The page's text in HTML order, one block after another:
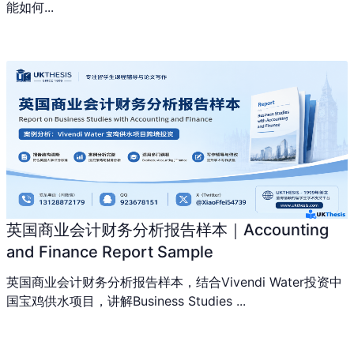
能如何...
英国商业会计财务分析报告样本｜Accounting
and Finance Report Sample
英国商业会计财务分析报告样本，结合Vivendi Water投资中
国宝鸡供水项目，讲解Business Studies ...